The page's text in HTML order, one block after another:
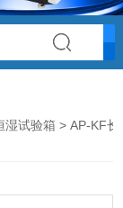
湿试验箱 > AP-KF长